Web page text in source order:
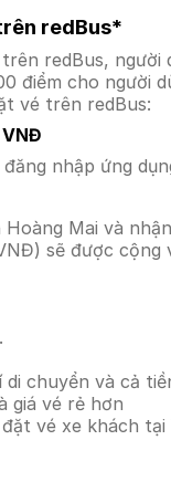
redBus*
redBus, người
điểm cho
vé trên redBus:
nhập ứng
Mai và
sẽ được
chuyển và cả
giá vé rẻ hơn
vé xe khách